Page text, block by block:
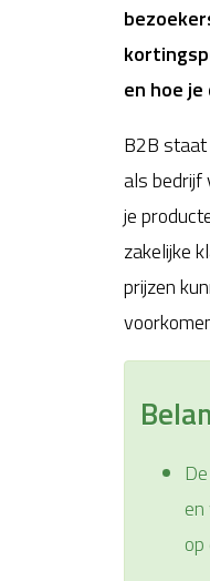
en hoe
B2B
als bedrijf
je
zakelijke
prijzen